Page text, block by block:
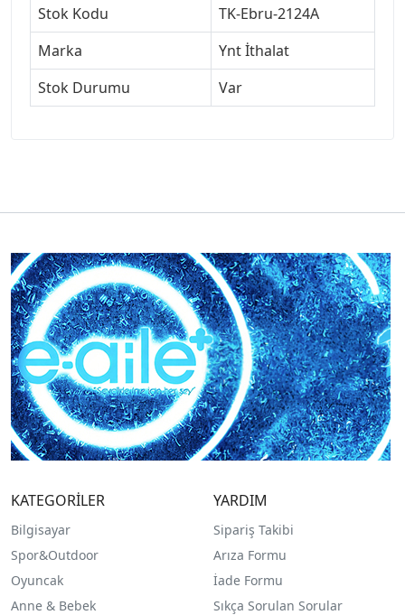
Stok Kodu
TK-Ebru-2124A
Marka
Ynt İthalat
Stok Durumu
Var
KATEGORİLER
Bilgisayar
Spor&Outdoor
Oyuncak
Anne & Bebek
YARDIM
Sipariş Takibi
Arıza Formu
İade Formu
Sıkça Sorulan Sorular